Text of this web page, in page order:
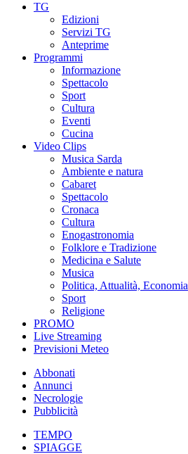
TG
Edizioni
Servizi TG
Anteprime
Programmi
Informazione
Spettacolo
Sport
Cultura
Eventi
Cucina
Video Clips
Musica Sarda
Ambiente e natura
Cabaret
Spettacolo
Cronaca
Cultura
Enogastronomia
Folklore e Tradizione
Medicina e Salute
Musica
Politica, Attualità, Economia
Sport
Religione
PROMO
Live Streaming
Previsioni Meteo
Abbonati
Annunci
Necrologie
Pubblicità
TEMPO
SPIAGGE